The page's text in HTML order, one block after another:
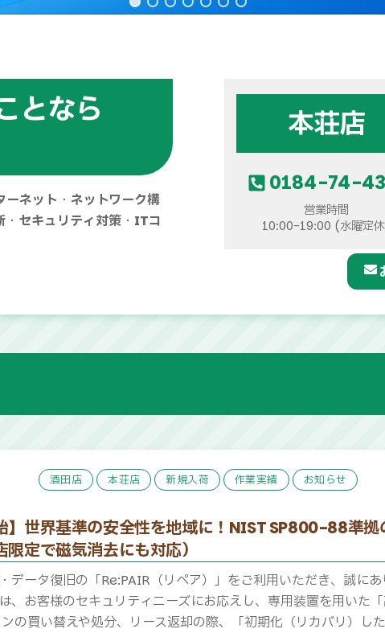
となら
ーネット ・ ネットワーク構
・ セキュリティ対策・ ITコ
本荘店
0184-74-
営業時間
10:00-19:00 (水曜定
酒田店 本荘店 新規入荷 作業実績 お知らせ
】世界基準の安全性を地域に！NIST SP800-88準
定で磁気消去にも対応）
データ復旧の「Re:PAIR（リペア）」をご利用いただき、誠に
、お客様のセキュリティニーズにお応えし、専用装置を用いた
の買い替えや処分、リース返却の際、「初期化（リカバリ）し